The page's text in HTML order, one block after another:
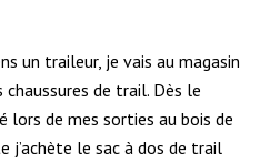
un traileur, je vais au magasin
chaussures de trail. Dès le
lors de mes sorties au bois de
j’achète le sac à dos de trail